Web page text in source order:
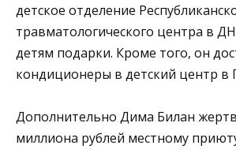
детское отделение
травматологического центра в
детям подарки. Кроме того, он
кондиционеры в детский центр в
Дополнительно Дима Билан
миллиона рублей местному